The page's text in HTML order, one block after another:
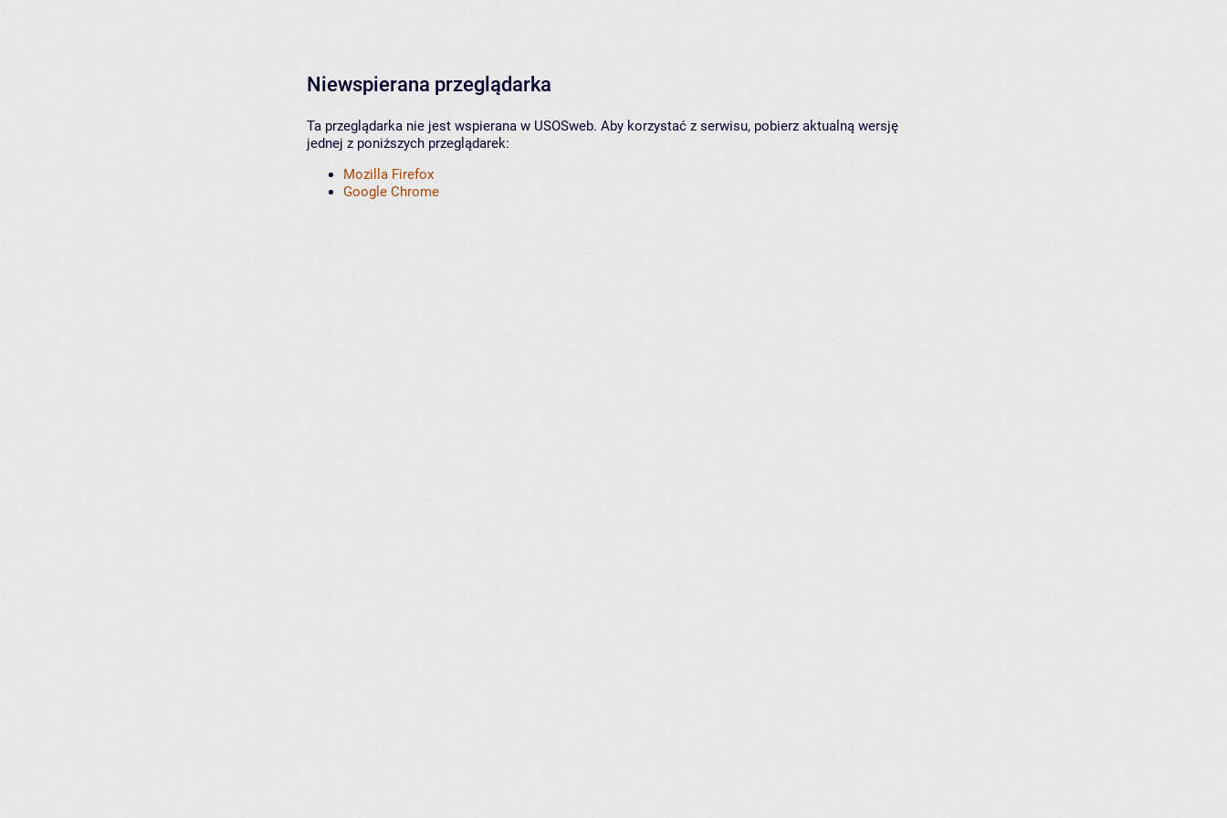
Niewspierana przeglądarka
Ta przeglądarka nie jest wspierana w USOSweb. Aby korzystać z serwisu, pobierz aktualną wersję
jednej z poniższych przeglądarek:
Mozilla Firefox
Google Chrome